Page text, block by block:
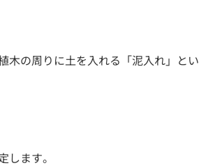
木の周りに土を入れる「泥入れ」とい
ます。